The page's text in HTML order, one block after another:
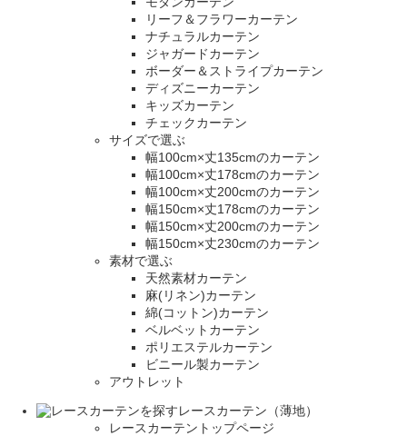
リーフ＆フラワーカーテン
ナチュラルカーテン
ジャガードカーテン
ボーダー＆ストライプカーテン
ディズニーカーテン
キッズカーテン
チェックカーテン
サイズで選ぶ
幅100cm×丈135cmのカーテン
幅100cm×丈178cmのカーテン
幅100cm×丈200cmのカーテン
幅150cm×丈178cmのカーテン
幅150cm×丈200cmのカーテン
幅150cm×丈230cmのカーテン
素材で選ぶ
天然素材カーテン
麻(リネン)カーテン
綿(コットン)カーテン
ベルベットカーテン
ポリエステルカーテン
ビニール製カーテン
アウトレット
レースカーテン（薄地）
レースカーテントップページ